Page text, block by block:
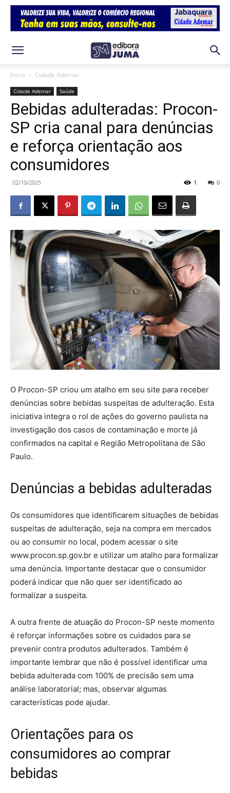
Início Cidade Ademar
Cidade Ademar Saúde
Bebidas adulteradas: Procon-
SP cria canal para denúncias
e reforça orientação aos
consumidores
02/10/2025 0
1
O Procon-SP criou um atalho em seu site para receber
denúncias sobre bebidas suspeitas de adulteração. Esta
iniciativa integra o rol de ações do governo paulista na
investigação dos casos de contaminação e morte já
confirmados na capital e Região Metropolitana de São
Paulo.
Denúncias a bebidas adulteradas
Os consumidores que identificarem situações de bebidas
suspeitas de adulteração, seja na compra em mercados
ou ao consumir no local, podem acessar o site
www.procon.sp.gov.br e utilizar um atalho para formalizar
uma denúncia. Importante destacar que o consumidor
poderá indicar que não quer ser identificado ao
formalizar a suspeita.
A outra frente de atuação do Procon-SP neste momento
é reforçar informações sobre os cuidados para se
prevenir contra produtos adulterados. Também é
importante lembrar que não é possível identificar uma
bebida adulterada com 100% de precisão sem uma
análise laboratorial; mas, observar algumas
características pode ajudar.
Orientações para os
consumidores ao comprar
bebidas